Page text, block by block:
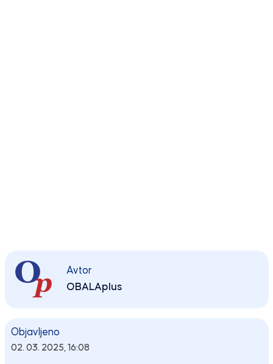
Avtor
OBALAplus
Objavljeno
02. 03. 2025, 16:08